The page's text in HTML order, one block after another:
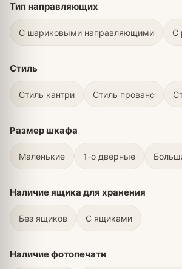
Тип направляющих
С шариковыми направляющими С
Стиль
Стиль кантри Стиль прованс
Размер шкафа
Маленькие 1-о дверные
Наличие ящика для хранения
Без ящиков С ящиками
Наличие фотопечати